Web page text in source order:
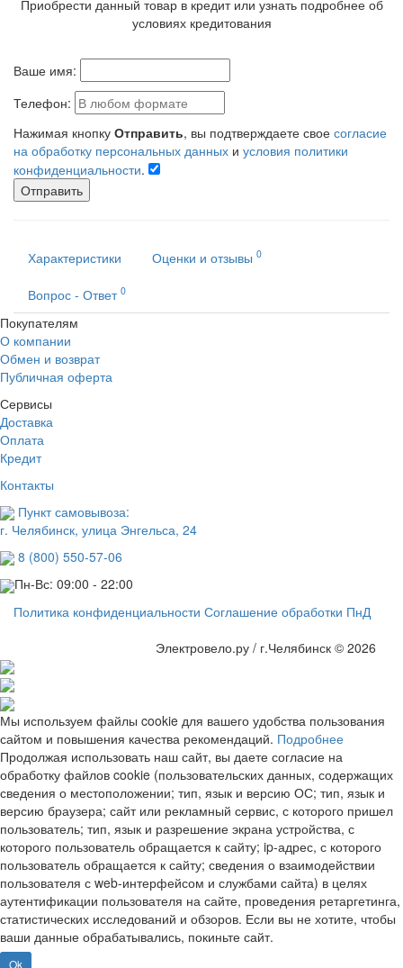
Приобрести данный товар в кредит или узнать подробнее об
условиях кредитования
Ваше имя:
Телефон:
Нажимая кнопку Отправить, вы подтверждаете свое согласие
на обработку персональных данных и условия политики
конфиденциальности.
Отправить
Характеристики Оценки и отзывы 0
Вопрос - Ответ 0
Покупателям
О компании
Обмен и возврат
Публичная оферта
Сервисы
Доставка
Оплата
Кредит
Контакты
Пункт самовывоза:
г. Челябинск, улица Энгельса, 24
8 (800) 550-57-06
Пн-Вс: 09:00 - 22:00
Политика конфиденциальности Соглашение обработки ПнД
Электровело.ру / г.Челябинск © 2026
Мы используем файлы cookie для вашего удобства пользования
сайтом и повышения качества рекомендаций. Подробнее
Продолжая использовать наш сайт, вы даете согласие на
обработку файлов cookie (пользовательских данных, содержащих
сведения о местоположении; тип, язык и версию ОС; тип, язык и
версию браузера; сайт или рекламный сервис, с которого пришел
пользователь; тип, язык и разрешение экрана устройства, с
которого пользователь обращается к сайту; ip-адрес, с которого
пользователь обращается к сайту; сведения о взаимодействии
пользователя с web-интерфейсом и службами сайта) в целях
аутентификации пользователя на сайте, проведения ретаргетинга,
статистических исследований и обзоров. Если вы не хотите, чтобы
ваши данные обрабатывались, покиньте сайт.
Ok